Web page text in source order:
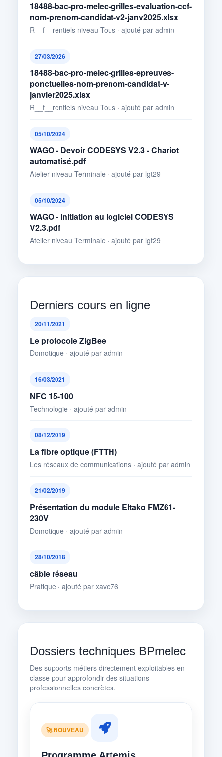
18488-bac-pro-melec-grilles-evaluation-ccf-
nom-prenom-candidat-v2-janv2025.xlsx
R__f__rentiels niveau Tous · ajouté par admin
27/03/2026
18488-bac-pro-melec-grilles-epreuves-
ponctuelles-nom-prenom-candidat-v-
janvier2025.xlsx
R__f__rentiels niveau Tous · ajouté par admin
05/10/2024
WAGO - Devoir CODESYS V2.3 - Chariot
automatisé.pdf
Atelier niveau Terminale · ajouté par lgt29
05/10/2024
WAGO - Initiation au logiciel CODESYS
V2.3.pdf
Atelier niveau Terminale · ajouté par lgt29
Derniers cours en ligne
20/11/2021
Le protocole ZigBee
Domotique · ajouté par admin
16/03/2021
NFC 15-100
Technologie · ajouté par admin
08/12/2019
La fibre optique (FTTH)
Les réseaux de communications · ajouté par admin
21/02/2019
Présentation du module Eltako FMZ61-
230V
Domotique · ajouté par admin
28/10/2018
câble réseau
Pratique · ajouté par xave76
Dossiers techniques BPmelec
Des supports métiers directement exploitables en
classe pour approfondir des situations
professionnelles concrètes.
🚀 NOUVEAU